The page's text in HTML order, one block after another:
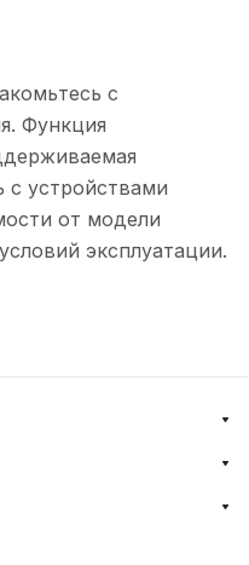
с
Функция
устройствами
от модели
эксплуатации.